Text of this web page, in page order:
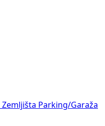
Zemljišta Parking/Garaža